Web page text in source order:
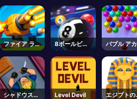
ファイア ライ
ン マージ デ
ィフェンス
8ボールビリ
ヤード
バブル アカ
ミー
シャドウスト
Level Devil
エジプトの